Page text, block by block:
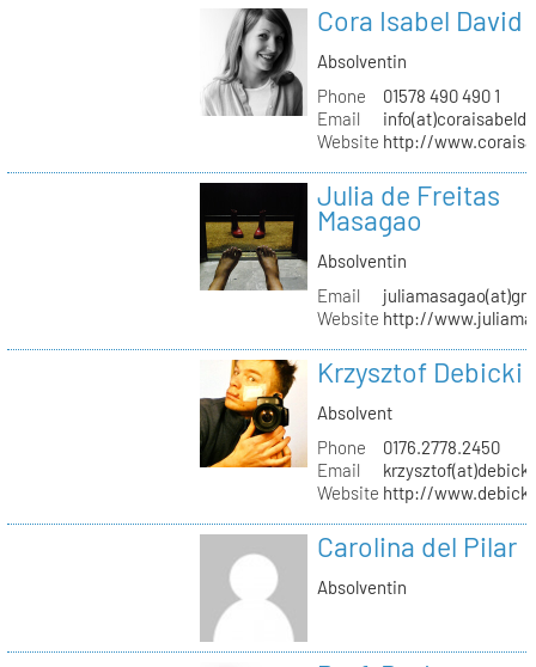
Cora Isabel David
Absolventin
Phone
01578 490 490 1
Email
Website http://
Julia de Freitas
Masagao
Absolventin
Email
Website http://
Krzysztof Debicki
Absolvent
Phone
0176.2778.2450
Email
Website http://
Carolina del Pilar
Absolventin